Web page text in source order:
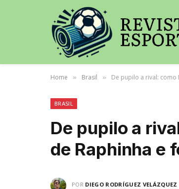
Home » Brasil » De pupilo a rival: como
BRASIL
De pupilo a
de Raphinha e
POR DIEGO RODRÍGUEZ VELÁZQUEZ